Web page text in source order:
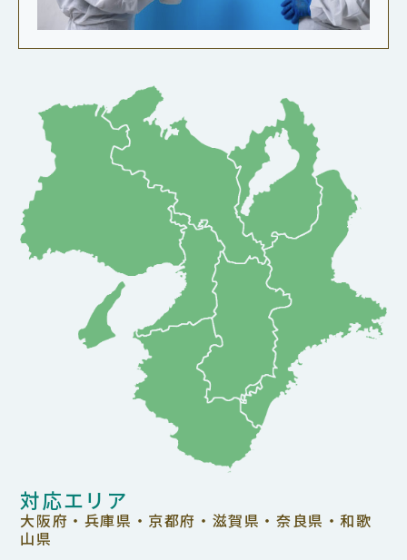
対応エリア
大阪府・兵庫県・京都府・滋賀県・奈良県・和歌
山県